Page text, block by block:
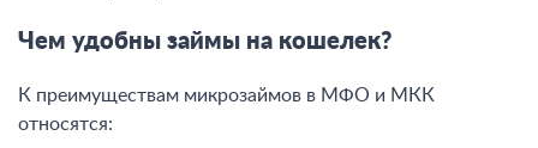
Чем удобны займы на кошелек?
К преимуществам микрозаймов в МФО и МКК
относятся: